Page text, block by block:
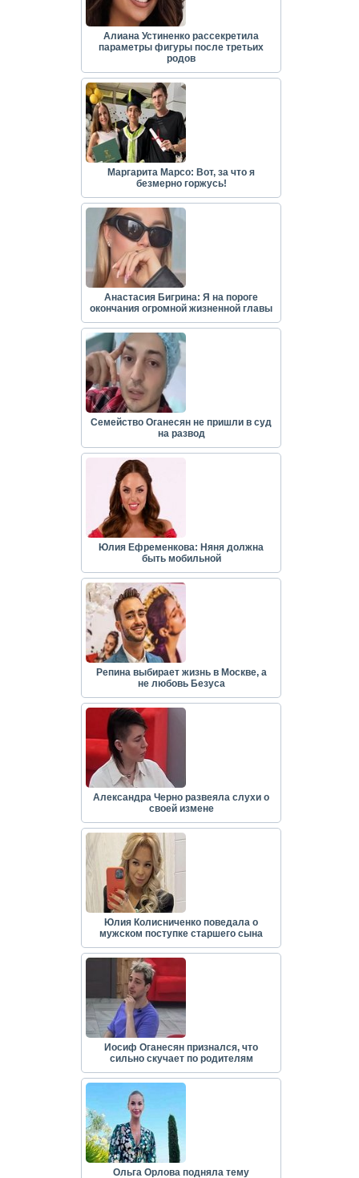
Алиана Устиненко рассекретила
параметры фигуры после третьих
родов
Маргарита Марсо: Вот, за что я
безмерно горжусь!
Анастасия Бигрина: Я на пороге
окончания огромной жизненной главы
Семейство Оганесян не пришли в суд
на развод
Юлия Ефременкова: Няня должна
быть мобильной
Репина выбирает жизнь в Москве, а
не любовь Безуса
Александра Черно развеяла слухи о
своей измене
Юлия Колисниченко поведала о
мужском поступке старшего сына
Иосиф Оганесян признался, что
сильно скучает по родителям
Ольга Орлова подняла тему